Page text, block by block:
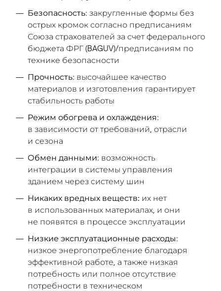
Безопасность: закругленные формы без
острых кромок согласно предписаниям
Союза страхователей за счет федерального
бюджета ФРГ (BAGUV)/предписаниям по
технике безопасности
Прочность: высочайшее качество
материалов и изготовления гарантирует
стабильность работы
Режим обогрева и охлаждения:
в зависимости от требований, отрасли
и сезона
Обмен данными: возможность
интеграции в системы управления
зданием через систему шин
Никаких вредных веществ: их нет
в использованных материалах, и они
не появятся в процессе эксплуатации
Низкие эксплуатационные расходы:
низкое энергопотребление благодаря
эффективной работе, а также низкая
потребность или полное отсутствие
потребности в техническом